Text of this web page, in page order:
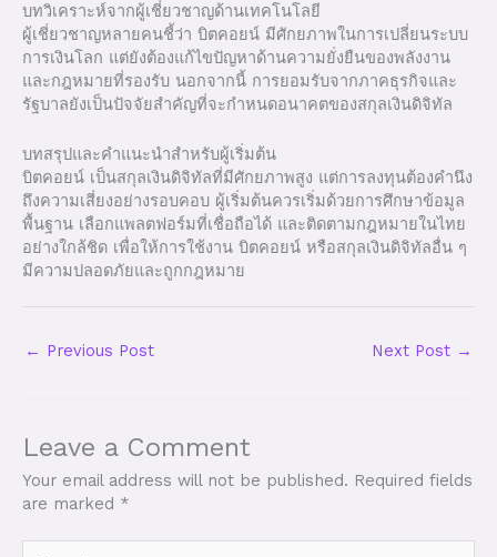
บทวิเคราะห์จากผู้เชี่ยวชาญด้านเทคโนโลยี
ผู้เชี่ยวชาญหลายคนชี้ว่า บิตคอยน์ มีศักยภาพในการเปลี่ยนระบบ
การเงินโลก แต่ยังต้องแก้ไขปัญหาด้านความยั่งยืนของพลังงาน
และกฎหมายที่รองรับ นอกจากนี้ การยอมรับจากภาคธุรกิจและ
รัฐบาลยังเป็นปัจจัยสำคัญที่จะกำหนดอนาคตของสกุลเงินดิจิทัล
บทสรุปและคำแนะนำสำหรับผู้เริ่มต้น
บิตคอยน์ เป็นสกุลเงินดิจิทัลที่มีศักยภาพสูง แต่การลงทุนต้องคำนึง
ถึงความเสี่ยงอย่างรอบคอบ ผู้เริ่มต้นควรเริ่มด้วยการศึกษาข้อมูล
พื้นฐาน เลือกแพลตฟอร์มที่เชื่อถือได้ และติดตามกฎหมายในไทย
อย่างใกล้ชิด เพื่อให้การใช้งาน บิตคอยน์ หรือสกุลเงินดิจิทัลอื่น ๆ
มีความปลอดภัยและถูกกฎหมาย
← Previous Post Next Post →
Leave a Comment
Your email address will not be published. Required fields
are marked *